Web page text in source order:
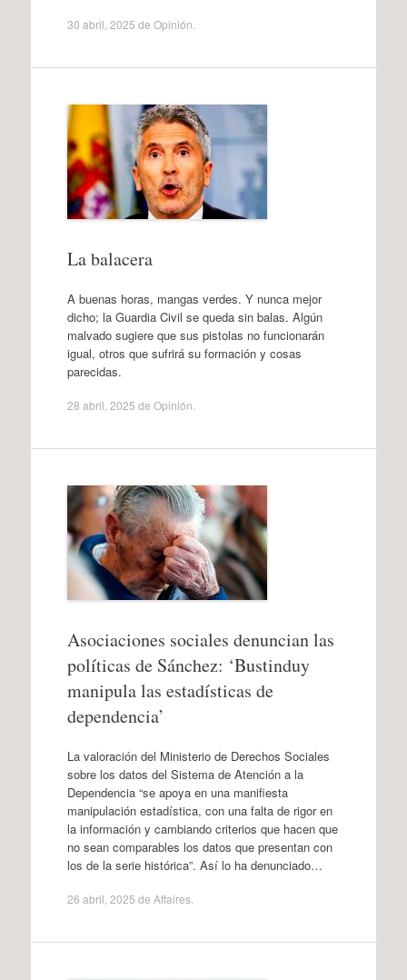
30 abril, 2025 de Opinión
La balacera
A buenas horas, mangas verdes. Y nunca mejor
dicho; la Guardia Civil se queda sin balas. Algún
malvado sugiere que sus pistolas no funcionarán
igual, otros que sufrirá su formación y cosas
parecidas.
28 abril, 2025 de Opinión
Asociaciones sociales denuncian las
políticas de Sánchez: ‘Bustinduy
manipula las estadísticas de
dependencia’
La valoración del Ministerio de Derechos Sociales
sobre los datos del Sistema de Atención a la
Dependencia “se apoya en una manifiesta
manipulación estadística, con una falta de rigor en
la información y cambiando criterios que hacen que
no sean comparables los datos que presentan con
los de la serie histórica”. Así lo ha denunciado…
26 abril, 2025 de Affaires.